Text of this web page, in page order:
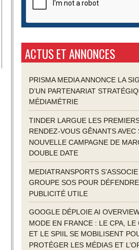
ACTUS ET ANNONCES
PRISMA MEDIA ANNONCE LA
D’UN PARTENARIAT
MÉDIAMÉTRIE
TINDER LARGUE LES
RENDEZ-VOUS GÊNANTS AVEC
NOUVELLE CAMPAGNE DE
DOUBLE DATE
MEDIATRANSPORTS S’ASSOCIE
GROUPE SOS POUR
PUBLICITÉ UTILE
GOOGLE DÉPLOIE AI
MODE EN FRANCE : LE CPA, LE
ET LE SPIIL SE MOBILISENT
PROTÉGER LES MÉDIAS ET